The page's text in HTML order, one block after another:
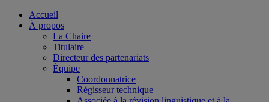
Accueil
À propos
La Chaire
Titulaire
Directeur des partenariats
Équipe
Coordonnatrice
Régisseur technique